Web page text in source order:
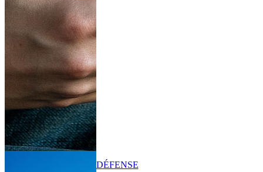
DÉFENSE